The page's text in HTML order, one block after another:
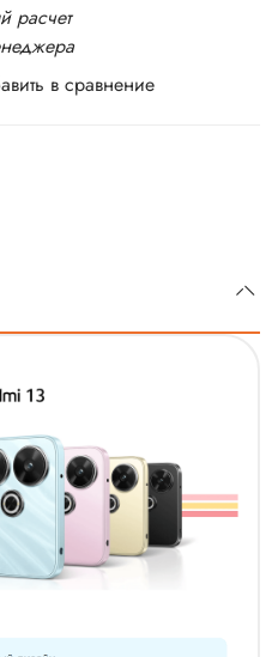
в сравнение
расчет